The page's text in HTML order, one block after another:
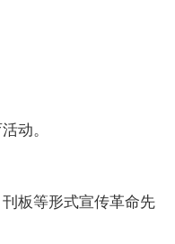
动。
板等形式宣传革命先